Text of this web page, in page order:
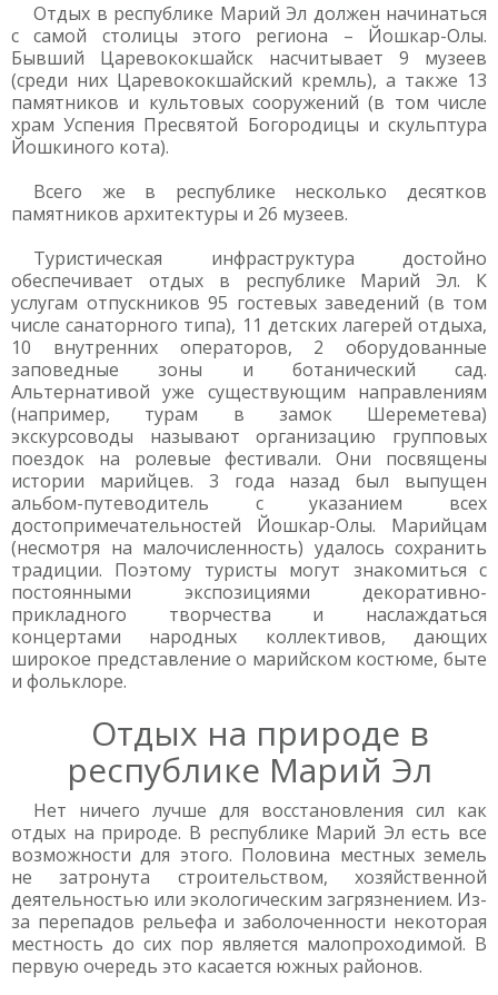
Отдых в республике Марий Эл должен начинаться
с самой столицы этого региона – Йошкар-Олы.
Бывший Царевококшайск насчитывает 9 музеев
(среди них Царевококшайский кремль), а также 13
памятников и культовых сооружений (в том числе
храм Успения Пресвятой Богородицы и скульптура
Йошкиного кота).
Всего же в республике несколько десятков
памятников архитектуры и 26 музеев.
Туристическая инфраструктура достойно
обеспечивает отдых в республике Марий Эл. К
услугам отпускников 95 гостевых заведений (в том
числе санаторного типа), 11 детских лагерей отдыха,
10 внутренних операторов, 2 оборудованные
заповедные зоны и ботанический сад.
Альтернативой уже существующим направлениям
(например, турам в замок Шереметева)
экскурсоводы называют организацию групповых
поездок на ролевые фестивали. Они посвящены
истории марийцев. 3 года назад был выпущен
альбом-путеводитель с указанием всех
достопримечательностей Йошкар-Олы. Марийцам
(несмотря на малочисленность) удалось сохранить
традиции. Поэтому туристы могут знакомиться с
постоянными экспозициями декоративно-
прикладного творчества и наслаждаться
концертами народных коллективов, дающих
широкое представление о марийском костюме, быте
и фольклоре.
Отдых на природе в
республике Марий Эл
Нет ничего лучше для восстановления сил как
отдых на природе. В республике Марий Эл есть все
возможности для этого. Половина местных земель
не затронута строительством, хозяйственной
деятельностью или экологическим загрязнением. Из-
за перепадов рельефа и заболоченности некоторая
местность до сих пор является малопроходимой. В
первую очередь это касается южных районов.